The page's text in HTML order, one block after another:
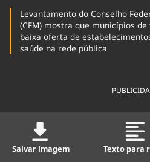
Levantamento do Conselho
(CFM) mostra que municípios
baixa oferta de
saúde na rede pública
Salvar imagem Texto para